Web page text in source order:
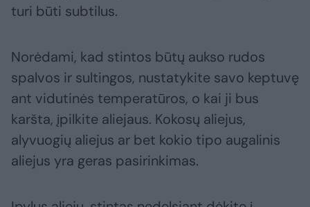
turi būti subtilus.
Norėdami, kad stintos būtų aukso rudos
spalvos ir sultingos, nustatykite savo keptuvę
ant vidutinės temperatūros, o kai ji bus
karšta, įpilkite aliejaus. Kokosų aliejus,
alyvuogių aliejus ar bet kokio tipo augalinis
aliejus yra geras pasirinkimas.